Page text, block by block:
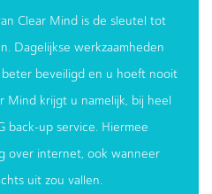
Clear Mind is de sleutel tot
Dagelijkse werkzaamheden
beveiligd en u hoeft nooit
Mind krijgt u namelijk, bij heel
back-up service. Hiermee
over internet, ook wanneer
uit zou vallen.